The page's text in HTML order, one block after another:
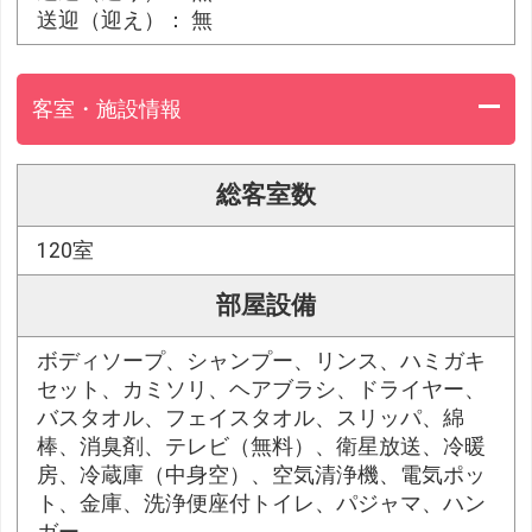
送迎（迎え）： 無
客室・施設情報
総客室数
120室
部屋設備
ボディソープ、シャンプー、リンス、ハミガキ
セット、カミソリ、ヘアブラシ、ドライヤー、
バスタオル、フェイスタオル、スリッパ、綿
棒、消臭剤、テレビ（無料）、衛星放送、冷暖
房、冷蔵庫（中身空）、空気清浄機、電気ポッ
ト、金庫、洗浄便座付トイレ、パジャマ、ハン